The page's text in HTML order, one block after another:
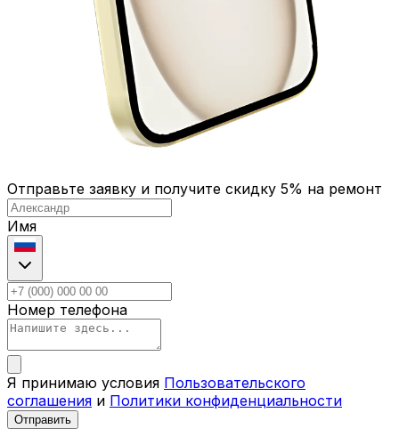
Отправьте заявку и получите скидку 5% на ремонт
Имя
Номер телефона
Я принимаю условия Пользовательского
соглашения и Политики конфиденциальности
Отправить